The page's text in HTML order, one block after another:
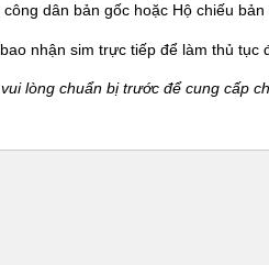
dân bản gốc hoặc Hộ chiếu
nhận sim trực tiếp để làm thủ tục
lòng chuẩn bị trước để cung cấp